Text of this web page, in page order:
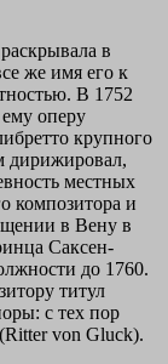
в
же имя его к
В 1752
оперу
крупного
дирижировал,
местных
композитора и
в Вену в
Саксен-
до 1760.
титул
с тех пор
von Gluck).